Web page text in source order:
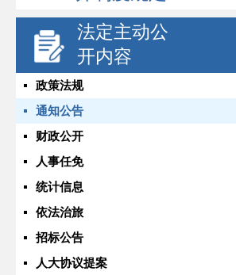
法定主动公
开内容
政策法规
通知公告
财政公开
人事任免
统计信息
依法治旅
招标公告
人大协议提案